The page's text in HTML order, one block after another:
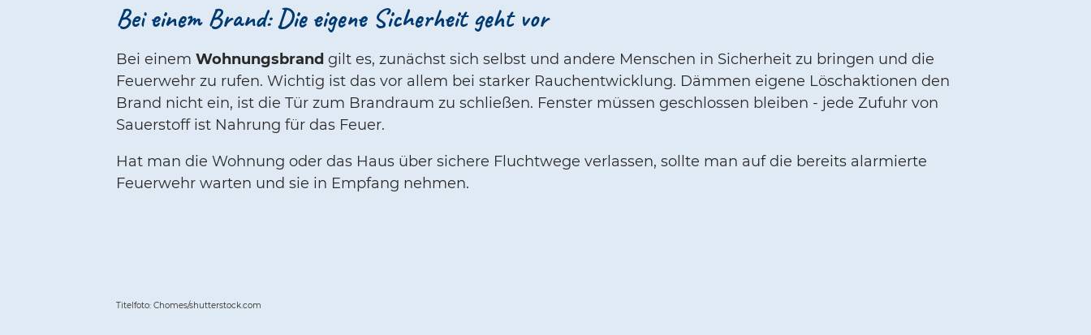
Bei einem Brand: Die eigene Sicherheit geht vor
Bei einemWohnungsbrandgilt es, zunächst sich selbst und andere Menschen in Sicherheit zu bringen und die
Feuerwehr zu rufen. Wichtig ist das vor allem bei starker Rauchentwicklung. Dämmen eigene Löschaktionen den
Brand nicht ein, ist die Tür zum Brandraum zu schließen. Fenster müssen geschlossen bleiben - jede Zufuhr von
Sauerstoff ist Nahrung für das Feuer.
Hat man die Wohnung oder das Haus über sichere Fluchtwege verlassen, sollte man auf die bereits alarmierte
Feuerwehr warten und sie in Empfang nehmen.
Titelfoto: Chomes/shutterstock.com